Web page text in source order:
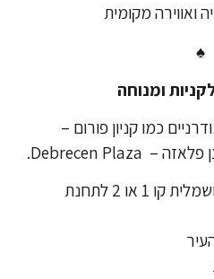
מקומית
ומנוחה
כמו קניון פורום –
נסיעה בחשמלית קו 1 או 2 לתחנת